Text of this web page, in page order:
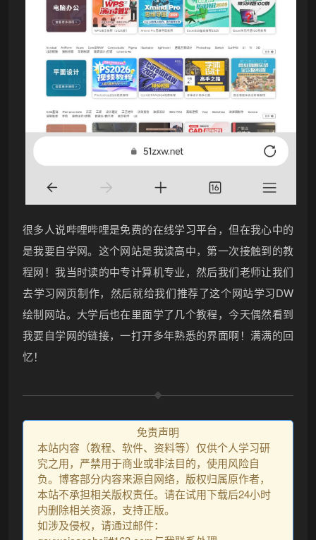
很多人说哔哩哔哩是免费的在线学习平台，但在我心中的
是我要自学网。这个网站是我读高中，第一次接触到的教
程网！我当时读的中专计算机专业，然后我们老师让我们
去学习网页制作，然后就给我们推荐了这个网站学习DW
绘制网站。大学后也在里面学了几个教程，今天偶然看到
我要自学网的链接，一打开多年熟悉的界面啊！满满的回
忆！
免责声明
本站内容（教程、软件、资料等）仅供个人学习研
究之用，严禁用于商业或非法目的，使用风险自
负。博客部分内容来源自网络，版权归属原作者，
本站不承担相关版权责任。请在试用下载后24小时
内删除相关资源，支持正版。
如涉及侵权，请通过邮件：